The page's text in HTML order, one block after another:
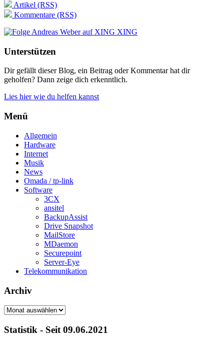
Artikel (RSS)
Kommentare (RSS)
XING
Unterstützen
Dir gefällt dieser Blog, ein Beitrag oder Kommentar hat dir
geholfen? Dann zeige dich erkenntlich.
Lies hier wie du helfen kannst
Menü
Allgemein
Hardware
Internet
Musik
News
Omada / tp-link
Software
3CX
ansitel
BackupAssist
Drive Snapshot
MailStore
MDaemon
Securepoint
Server-Eye
Telekommunikation
Archiv
Archiv
Statistik - Seit 09.06.2021